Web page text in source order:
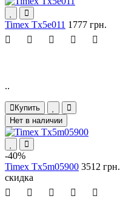
Timex Tx5e011 1777 грн.
..
Купить
Нет в наличии
-40%
Timex Tx5m05900 3512 грн.
скидка